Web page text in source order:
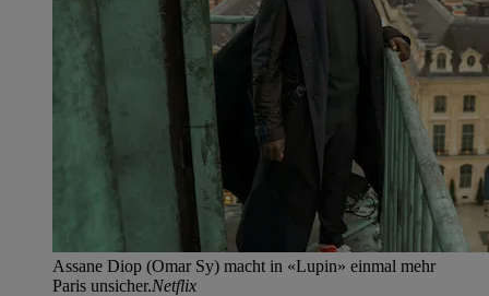
Assane Diop (Omar Sy) macht in «Lupin» einmal mehr
Paris unsicher.Netflix